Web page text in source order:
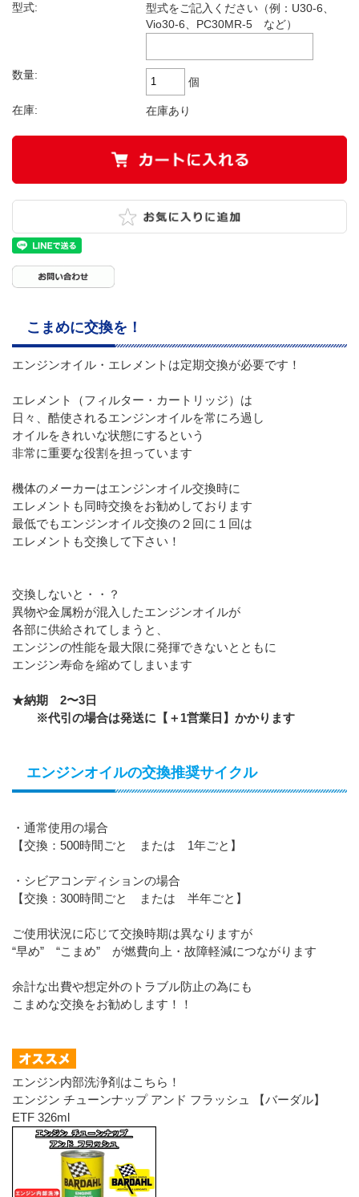
型式:
型式をご記入ください（例：U30-6、
Vio30-6、PC30MR-5 など）
数量:
個
在庫: 在庫あり
こまめに交換を！
エンジンオイル・エレメントは定期交換が必要です！
エレメント（フィルター・カートリッジ）は
日々、酷使されるエンジンオイルを常にろ過し
オイルをきれいな状態にするという
非常に重要な役割を担っています
機体のメーカーはエンジンオイル交換時に
エレメントも同時交換をお勧めしております
最低でもエンジンオイル交換の２回に１回は
エレメントも交換して下さい！
交換しないと・・？
異物や金属粉が混入したエンジンオイルが
各部に供給されてしまうと、
エンジンの性能を最大限に発揮できないとともに
エンジン寿命を縮めてしまいます
★納期 2〜3日
※代引の場合は発送に【＋1営業日】かかります
エンジンオイルの交換推奨サイクル
・通常使用の場合
【交換：500時間ごと または 1年ごと】
・シビアコンディションの場合
【交換：300時間ごと または 半年ごと】
ご使用状況に応じて交換時期は異なりますが
“早め” “こまめ” が燃費向上・故障軽減につながります
余計な出費や想定外のトラブル防止の為にも
こまめな交換をお勧めします！！
エンジン内部洗浄剤はこちら！
エンジン チューンナップ アンド フラッシュ 【バーダル】
ETF 326ml